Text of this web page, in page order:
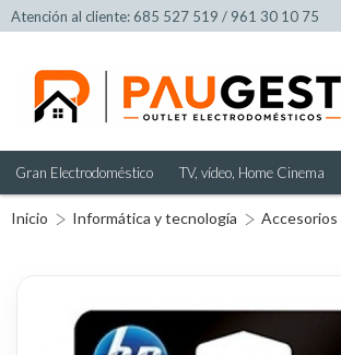
Atención al cliente: 685 527 519 / 961 30 10 75
Gran Electrodoméstico TV, vídeo, Home Cinema
Inicio Informática y tecnología